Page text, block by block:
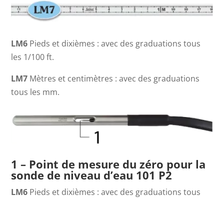
LM6 Pieds et dixièmes : avec des graduations tous
les 1/100 ft.
LM7 Mètres et centimètres : avec des graduations
tous les mm.
1 – Point de mesure du zéro pour la
sonde de niveau d’eau 101 P2
LM6 Pieds et dixièmes : avec des graduations tous